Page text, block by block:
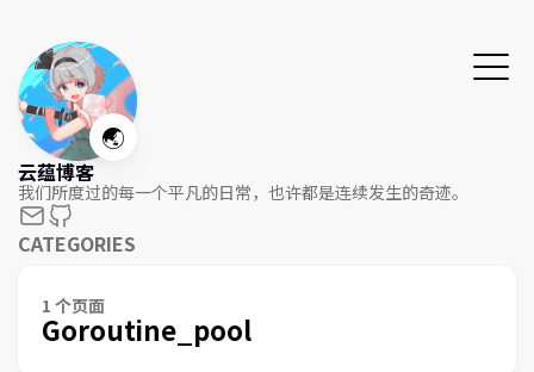
🌏
云蕴博客
我们所度过的每一个平凡的日常，也许都是连续发生的奇迹。
CATEGORIES
1 个页面
Goroutine_pool